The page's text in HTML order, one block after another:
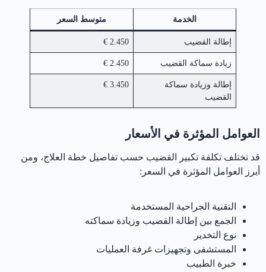
الخدمة متوسط السعر
إطالة القضيب 2.450 €
زيادة سماكة القضيب 2.450 €
إطالة وزيادة سماكة
القضيب
3.450 €
العوامل المؤثرة في الأسعار
قد تختلف تكلفة تكبير القضيب حسب تفاصيل خطة العلاج، ومن
أبرز العوامل المؤثرة في السعر:
التقنية الجراحية المستخدمة
الجمع بين إطالة القضيب وزيادة سماكته
نوع التخدير
المستشفى وتجهيزات غرفة العمليات
خبرة الطبيب